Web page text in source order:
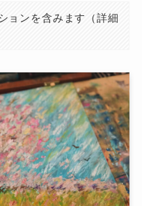
ョンを含みます（詳細